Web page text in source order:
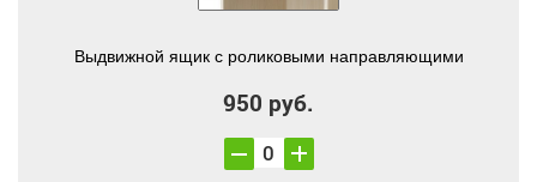
Выдвижной ящик с роликовыми направляющими
950 руб.